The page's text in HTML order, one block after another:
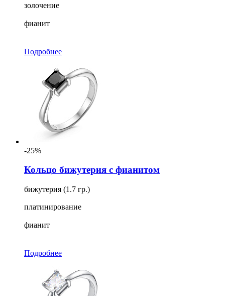
золочение
фианит
Подробнее
-25%
Кольцо бижутерия с фианитом
бижутерия (1.7 гр.)
платинирование
фианит
Подробнее